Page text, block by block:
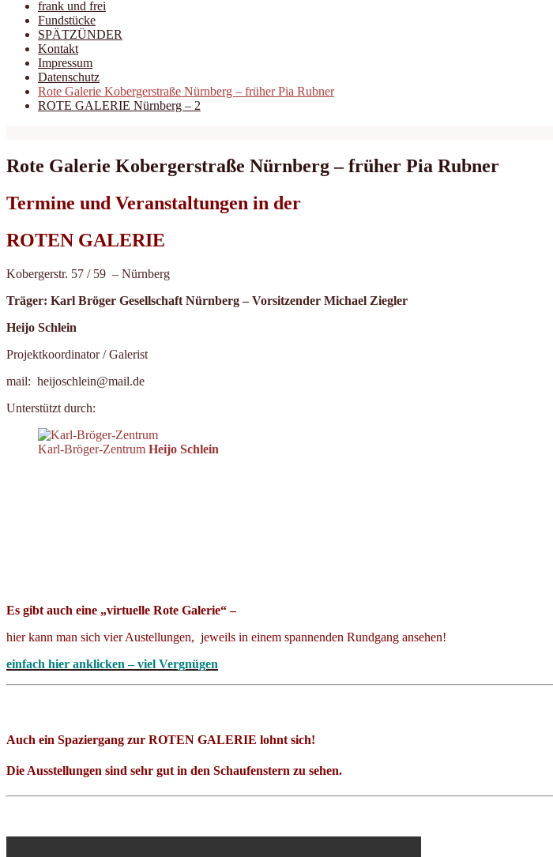
frank und frei
Fundstücke
SPÄTZÜNDER
Kontakt
Impressum
Datenschutz
Rote Galerie Kobergerstraße Nürnberg – früher Pia Rubner
ROTE GALERIE Nürnberg – 2
Rote Galerie Kobergerstraße Nürnberg – früher Pia Rubner
Termine und Veranstaltungen in der
ROTEN GALERIE
Kobergerstr. 57 / 59 – Nürnberg
Träger: Karl Bröger Gesellschaft Nürnberg – Vorsitzender Michael Ziegler
Heijo Schlein
Projektkoordinator / Galerist
mail: heijoschlein@mail.de
Unterstützt durch:
Karl-Bröger-Zentrum Heijo Schlein
Es gibt auch eine „virtuelle Rote Galerie“ –
hier kann man sich vier Austellungen, jeweils in einem spannenden Rundgang ansehen!
einfach hier anklicken – viel Vergnügen
Auch ein Spaziergang zur ROTEN GALERIE lohnt sich!
Die Ausstellungen sind sehr gut in den Schaufenstern zu sehen.